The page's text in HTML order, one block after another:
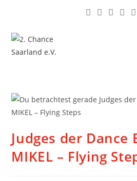
Judges der Dance
MIKEL – Flying